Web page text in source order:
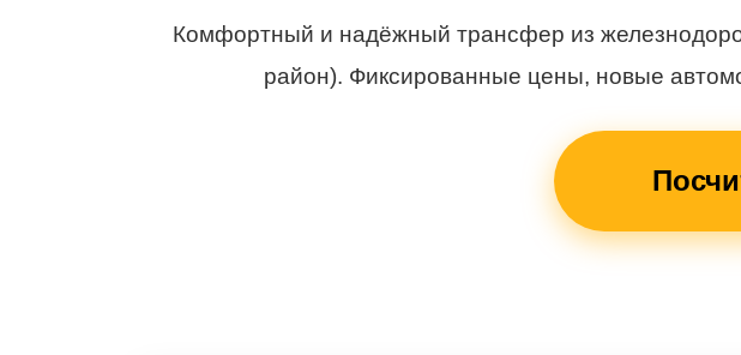
Комфортный и надёжный трансфер из
район). Фиксированные цены, новые